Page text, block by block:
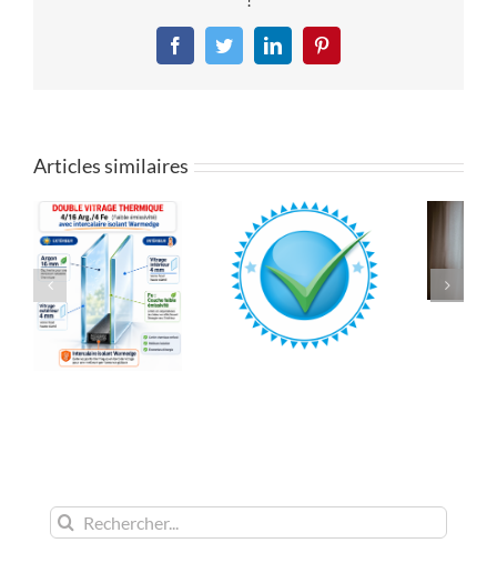
FacebookTwitterLinkedInPinterest
Articles similaires
Rechercher: